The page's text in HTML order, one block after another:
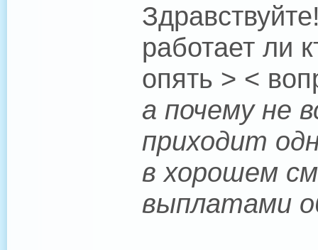
работает ли
опять > <
а почему не
приходит
в хорошем
выплатами